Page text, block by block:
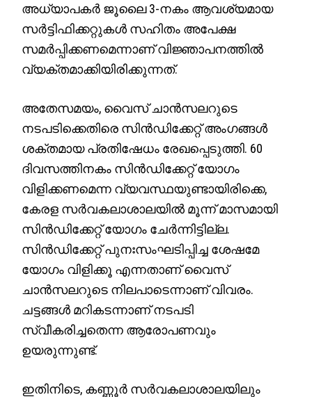
അധ്യാപകർ ജൂലൈ 3-നകം ആവശ്യമായ
സർട്ടിഫിക്കറ്റുകൾ സഹിതം അപേക്ഷ
സമർപ്പിക്കണമെന്നാണ് വിജ്ഞാപനത്തിൽ
വ്യക്തമാക്കിയിരിക്കുന്നത്.
അതേസമയം, വൈസ് ചാൻസലറുടെ
നടപടിക്കെതിരെ സിന്‍ഡിക്കേറ്റ് അംഗങ്ങൾ
ശക്തമായ പ്രതിഷേധം രേഖപ്പെടുത്തി. 60
ദിവസത്തിനകം സിന്‍ഡിക്കേറ്റ് യോഗം
വിളിക്കണമെന്ന വ്യവസ്ഥയുണ്ടായിരിക്കെ,
കേരള സർവകലാശാലയിൽ മൂന്ന് മാസമായി
സിന്‍ഡിക്കേറ്റ് യോഗം ചേർന്നിട്ടില്ല.
സിന്‍ഡിക്കേറ്റ് പുനഃസംഘടിപ്പിച്ച ശേഷമേ
യോഗം വിളിക്കൂ എന്നതാണ് വൈസ്
ചാൻസലറുടെ നിലപാടെന്നാണ് വിവരം.
ചട്ടങ്ങൾ മറികടന്നാണ് നടപടി
സ്വീകരിച്ചതെന്ന ആരോപണവും
ഉയരുന്നുണ്ട്.
ഇതിനിടെ, കണ്ണൂർ സർവകലാശാലയിലും